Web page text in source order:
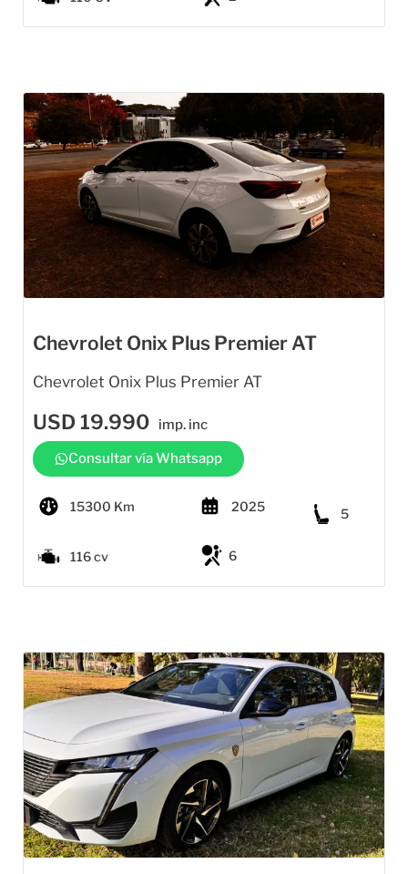
Chevrolet Onix Plus Premier AT
Chevrolet Onix Plus Premier AT
USD 19.990 imp. inc
Consultar vía Whatsapp
15300 Km
116 cv
2025
6
5